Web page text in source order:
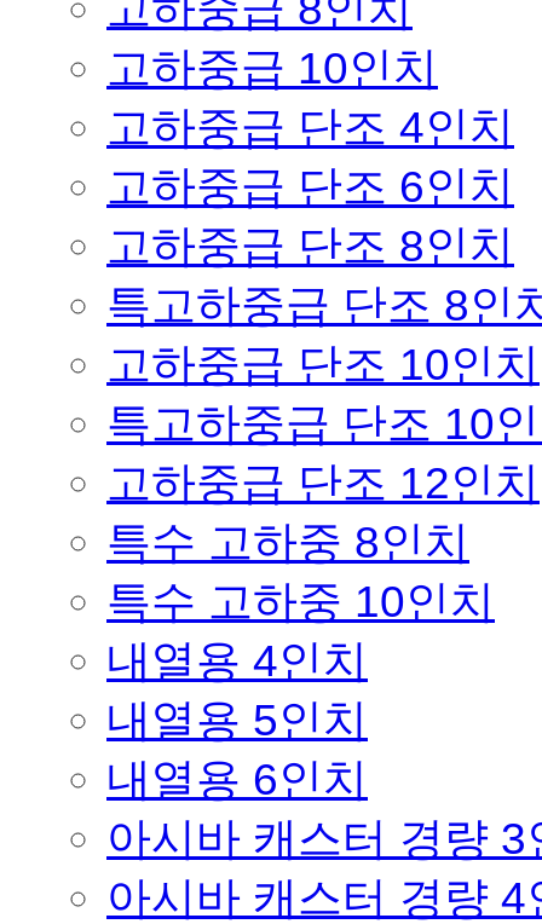
고하중급 10인치
고하중급 단조 4인치
고하중급 단조 6인치
고하중급 단조 8인치
특고하중급 단조 8인
고하중급 단조 10인치
특고하중급 단조 10
고하중급 단조 12인치
특수 고하중 8인치
특수 고하중 10인치
내열용 4인치
내열용 5인치
내열용 6인치
아시바 캐스터 경량 3
아시바 캐스터 경량 4